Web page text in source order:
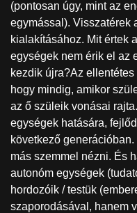
(pontosan úgy, mint az
egymással). Visszatérek
kialakításához. Mit értek
egységek nem érik el az
kezdik újra?Az
hogy mindig, amikor
az ő szüleik vonásai
egységek hatására,
következő
más szemmel nézni. És
autonóm egységek
hordozóik / testük
szaporodásával, hanem